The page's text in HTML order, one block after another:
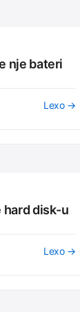
nje bateri
Lexo →
hard disk-u
Lexo →